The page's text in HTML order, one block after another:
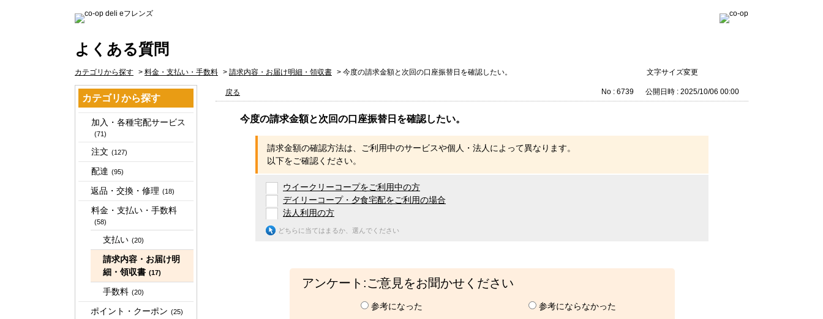
よくある質問
文字サイズ変更
カテゴリから探す > 料金・支払い・手数料 > 請求内容・お届け明細・領収書 > 今度の請求金額と次回の口座振替日を確認したい。
カテゴリから探す
加入・各種宅配サービス
(71)
注文 (127)
配達 (95)
返品・交換・修理 (18)
料金・支払い・手数料
(58)
支払い (20)
請求内容・お届け明
細・領収書 (17)
手数料 (20)
ポイント・クーポン (25)
戻る No : 6739 公開日時 : 2025/10/06 00:00
今度の請求金額と次回の口座振替日を確認したい。
請求金額の確認方法は、ご利用中のサービスや個人・法人によって異なります。
以下をご確認ください。
ウイークリーコープをご利用中の方
デイリーコープ・夕食宅配をご利用の場合
法人利用の方
どちらに当てはまるか、選んでください
アンケート:ご意見をお聞かせください
参考になった 参考にならなかった